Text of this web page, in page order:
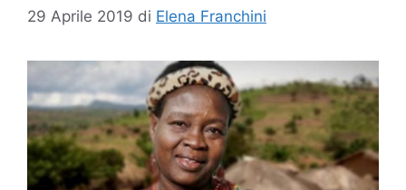
29 Aprile 2019 di Elena Franchini